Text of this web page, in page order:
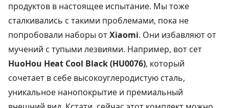
продуктов в настоящее испытание. Мы тоже
сталкивались с такими проблемами, пока не
попробовали наборы отXiaomi. Они избавляют от
мучений с тупыми лезвиями. Например, вот сет
HuoHou Heat Cool Black (HU0076), который
сочетает в себе высокоуглеродистую сталь,
уникальное нанопокрытие и премиальный